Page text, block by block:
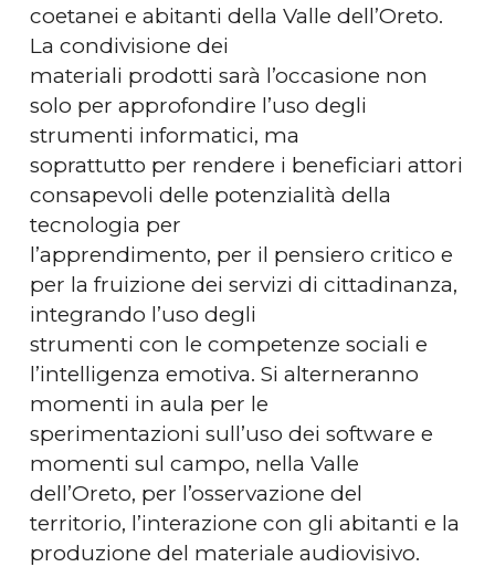
coetanei e abitanti della Valle dell’Oreto.
La condivisione dei
materiali prodotti sarà l’occasione non
solo per approfondire l’uso degli
strumenti informatici, ma
soprattutto per rendere i beneficiari attori
consapevoli delle potenzialità della
tecnologia per
l’apprendimento, per il pensiero critico e
per la fruizione dei servizi di cittadinanza,
integrando l’uso degli
strumenti con le competenze sociali e
l’intelligenza emotiva. Si alterneranno
momenti in aula per le
sperimentazioni sull’uso dei software e
momenti sul campo, nella Valle
dell’Oreto, per l’osservazione del
territorio, l’interazione con gli abitanti e la
produzione del materiale audiovisivo.